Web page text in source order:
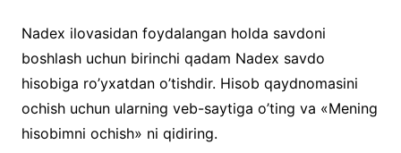
Nadex ilovasidan foydalangan holda savdoni
boshlash uchun birinchi qadam Nadex savdo
hisobiga ro’yxatdan o’tishdir. Hisob qaydnomasini
ochish uchun ularning veb-saytiga o’ting va «Mening
hisobimni ochish» ni qidiring.